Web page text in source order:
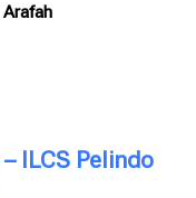
ILCS Pelindo